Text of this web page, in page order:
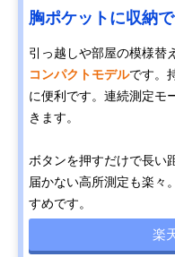
胸ポケットに収納
引っ越しや部屋の模様替
コンパクトモデルです。
に便利です。連続測定モ
きます。
ボタンを押すだけで長い
届かない高所測定も楽々
すめです。
楽